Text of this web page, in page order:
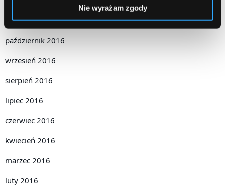
Nie wyrażam zgody
listopad 2016
październik 2016
wrzesień 2016
sierpień 2016
lipiec 2016
czerwiec 2016
kwiecień 2016
marzec 2016
luty 2016